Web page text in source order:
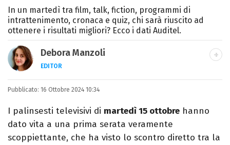
In un martedì tra film, talk, fiction, programmi di
intrattenimento, cronaca e quiz, chi sarà riuscito ad
ottenere i risultati migliori? Ecco i dati Auditel.
Debora Manzoli
EDITOR
LINKEDIN
INSTAGRAM FACEBOOK SITO
Scrittrice, copywriter, editor e pubblicista
mantovana, laureata in Lettere, Cinema e
Tv. Ha due libri all’attivo e ama la scrittura
alla follia.
Pubblicato: 16 Ottobre 2024 10:34
I palinsesti televisivi di martedì 15 ottobre hanno
dato vita a una prima serata veramente
scoppiettante, che ha visto lo scontro diretto tra la